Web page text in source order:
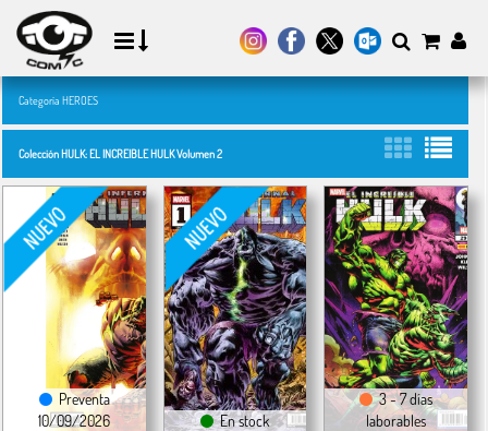
Categoría HEROES
Colección HULK: EL INCREIBLE HULK Volumen 2
Preventa
10/09/2026
En stock
3 - 7 días
laborables